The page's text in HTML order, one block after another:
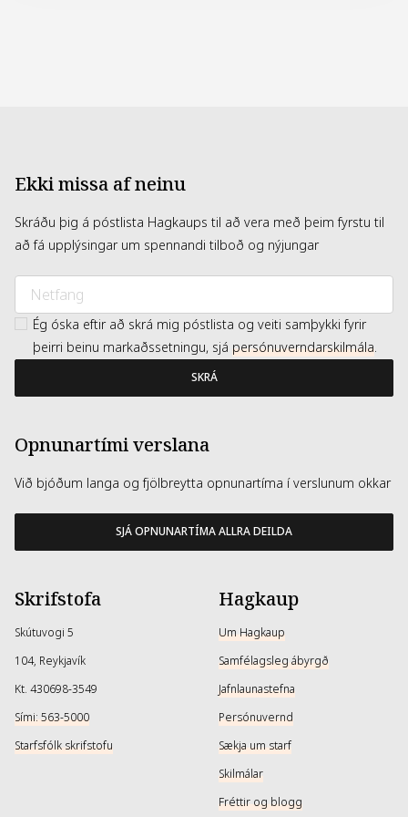
Ekki missa af neinu
Skráðu þig á póstlista Hagkaups til að vera með þeim fyrstu til
að fá upplýsingar um spennandi tilboð og nýjungar
Ég óska eftir að skrá mig póstlista og veiti samþykki fyrir
þeirri beinu markaðssetningu, sjá persónuverndarskilmála.
SKRÁ
Opnunartími verslana
Við bjóðum langa og fjölbreytta opnunartíma í verslunum okkar
SJÁ OPNUNARTÍMA ALLRA DEILDA
Skrifstofa
Skútuvogi 5
104, Reykjavík
Kt. 430698-3549
Sími: 563-5000
Starfsfólk skrifstofu
Hagkaup
Um Hagkaup
Samfélagsleg ábyrgð
Jafnlaunastefna
Persónuvernd
Sækja um starf
Skilmálar
Fréttir og blogg